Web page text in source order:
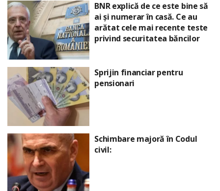
BNR explică de ce este bine să
ai și numerar în casă. Ce au
arătat cele mai recente teste
privind securitatea băncilor
Sprijin financiar pentru
pensionari
Schimbare majoră în Codul
civil: